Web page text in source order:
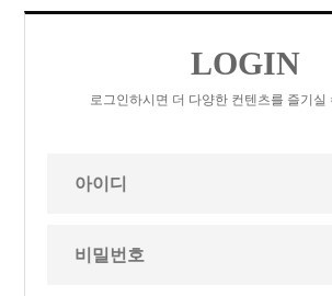
LOGIN
로그인하시면 더 다양한 컨텐츠를 즐기실